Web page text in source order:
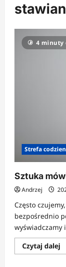
4 minuty
Strefa
Sztuka
Andrzej
Często
bezpośrednio
wyświadczamy
Czytaj dalej